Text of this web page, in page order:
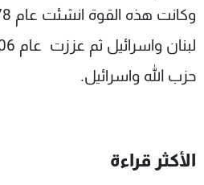
حزب الله واسرائيل.
الأكثر قراءة